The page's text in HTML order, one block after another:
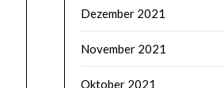
Dezember 2021
November 2021
Oktober 2021